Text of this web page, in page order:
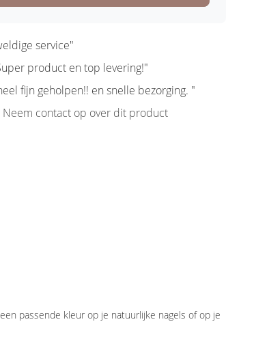
service"
product en top levering!"
fijn geholpen!! en snelle bezorging. "
Neem contact op over dit product
passende kleur op je natuurlijke nagels of op je